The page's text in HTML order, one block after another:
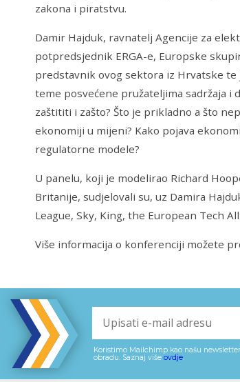
zakona i piratstvu.
Damir Hajduk, ravnatelj Agencije za
potpredsjednik ERGA-e, Europske
predstavnik ovog sektora iz Hrvatske
teme posvećene pružateljima sadržaja i
zaštititi i zašto? Što je prikladno a što
ekonomiji u mijeni? Kako pojava
regulatorne modele?
U panelu, koji je modelirao Richard
Britanije, sudjelovali su, uz Damira
League, Sky, King, the European Tech
Više informacija o konferenciji možete
Koristimo Mailchimp kao našu
obradu. Saznaj više ovdje.